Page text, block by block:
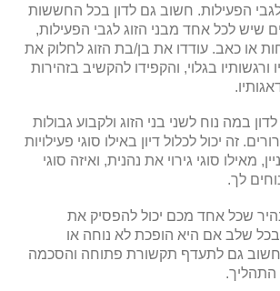
הפעילות. חשוב גם לדון בכל החששות
שיש לכל אחד מבני הזוג לגבי הפעילות,
או כאב. עודדו את בן/בת הזוג לחלוק את
ורגשותיו בגלוי, והקפידו להקשיב בזהירות
במה נוח לשני בני הזוג ולקבוע גבולות
זה יכול לכלול דיון באילו סוגי פעילויות
מאילו סוגי גירוי את נהנית, ואיזה סוגי
לך.
שכל אחד מכם יכול להפסיק את
שלב אם היא הופכת לא נוחה או
גם לתעדף תקשורת פתוחה והסכמה
התהליך.